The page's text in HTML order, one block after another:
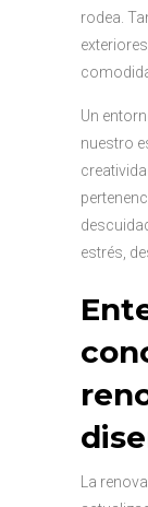
rodea.
Un
nuestro
estrés,
La